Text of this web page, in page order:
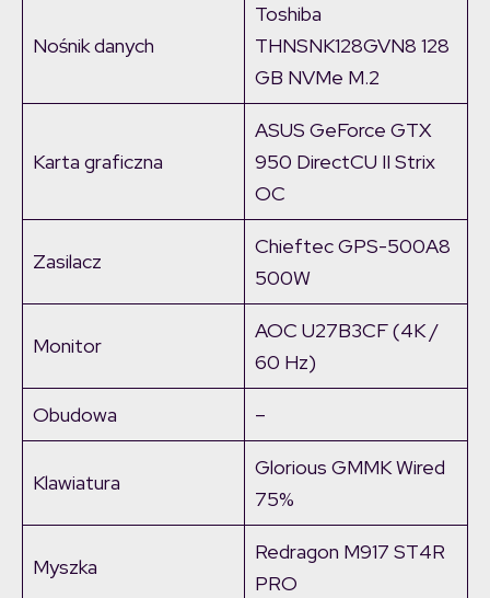
Nośnik danych
Toshiba
THNSNK128GVN8 128
GB NVMe M.2
Karta graficzna
ASUS GeForce GTX
950 DirectCU II Strix
OC
Zasilacz
Chieftec GPS-500A8
500W
Monitor
AOC U27B3CF (4K /
60 Hz)
Obudowa –
Klawiatura
Glorious GMMK Wired
75%
Myszka
Redragon M917 ST4R
PRO